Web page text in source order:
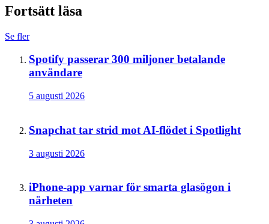
Fortsätt läsa
Se fler
Spotify passerar 300 miljoner betalande
användare
5 augusti 2026
Snapchat tar strid mot AI-flödet i Spotlight
3 augusti 2026
iPhone-app varnar för smarta glasögon i
närheten